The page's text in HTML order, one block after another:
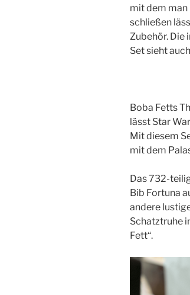
mit dem man
schließen
Zubehör. Die
Set sieht
Boba Fetts
lässt Star
Mit diesem
mit dem
Das 732-
Bib Fortuna
andere
Schatztruhe
Fett“.